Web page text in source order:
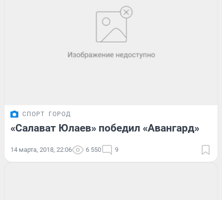
СПОРТ ГОРОД
«Салават Юлаев» победил «Авангард»
14 марта, 2018, 22:06 6 550 9